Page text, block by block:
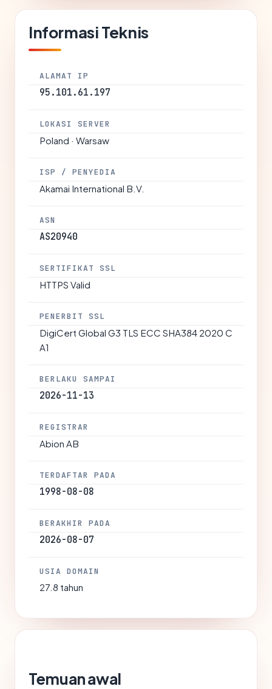
Informasi Teknis
ALAMAT IP
95.101.61.197
LOKASI SERVER
Poland · Warsaw
ISP / PENYEDIA
Akamai International B.V.
ASN
AS20940
SERTIFIKAT SSL
HTTPS Valid
PENERBIT SSL
DigiCert Global G3 TLS ECC SHA384 2020 C
A1
BERLAKU SAMPAI
2026-11-13
REGISTRAR
Abion AB
TERDAFTAR PADA
1998-08-08
BERAKHIR PADA
2026-08-07
USIA DOMAIN
27.8 tahun
Temuan awal